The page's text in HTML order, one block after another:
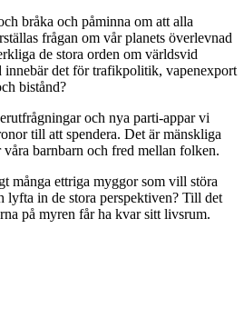
bråka och påminna om att alla
frågan om vår planets överlevnad
de stora orden om världsvid
innebär det för trafikpolitik, vapenexport
bistånd?
och nya parti-appar vi
till att spendera. Det är mänskliga
barnbarn och fred mellan folken.
många ettriga myggor som vill störa
lyfta in de stora perspektiven? Till det
på myren får ha kvar sitt livsrum.